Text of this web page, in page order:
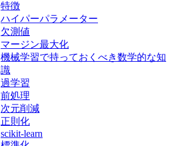
特徴
ハイパーパラメーター
欠測値
マージン最大化
機械学習で持っておくべき数学的な知
識
過学習
前処理
次元削減
正則化
scikit-learn